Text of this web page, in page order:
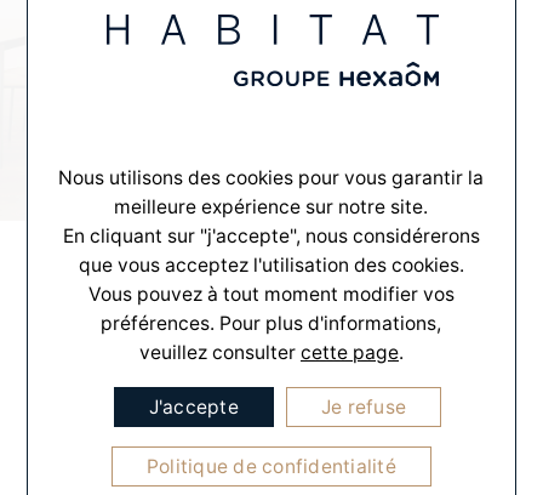
Philosophie
Nous utilisons des cookies pour vous garantir la
meilleure expérience sur notre site.
En cliquant sur "j'accepte", nous considérerons
que vous acceptez l'utilisation des cookies.
Vous pouvez à tout moment modifier vos
préférences. Pour plus d'informations,
veuillez consulter cette page.
J'accepte Je refuse
Politique de confidentialité